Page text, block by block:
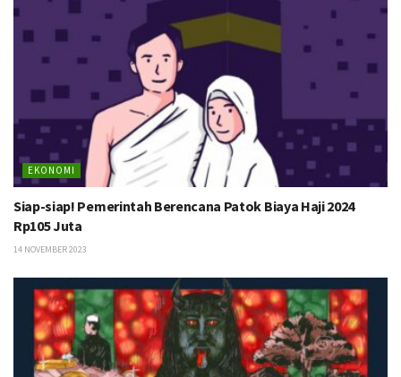
EKONOMI
Siap-siap! Pemerintah Berencana Patok Biaya Haji 2024
Rp105 Juta
14 NOVEMBER 2023